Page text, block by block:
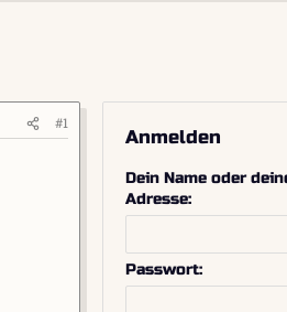
#1
Anmelden
Dein Name oder
Adresse
Passwort